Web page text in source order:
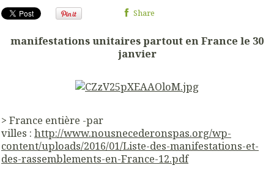
Share
manifestations unitaires partout en France le 30
janvier
> France entière -par
villes : http://www.nousnecederonspas.org/wp-
content/uploads/2016/01/Liste-des-manifestations-et-
des-rassemblements-en-France-12.pdf